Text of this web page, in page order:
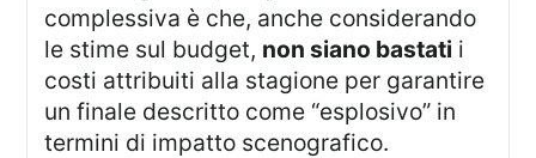
complessiva è che, anche considerando
le stime sul budget, non siano bastati i
costi attribuiti alla stagione per garantire
un finale descritto come “esplosivo” in
termini di impatto scenografico.